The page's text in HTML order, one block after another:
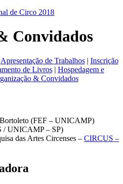
de Circo 2018
Convidados
Apresentação de Trabalhos| Inscrição
de Livros| Hospedagem e
& Convidados
(FEF – UNICAMP)
/ UNICAMP – SP)
das Artes Circenses – CIRCUS –